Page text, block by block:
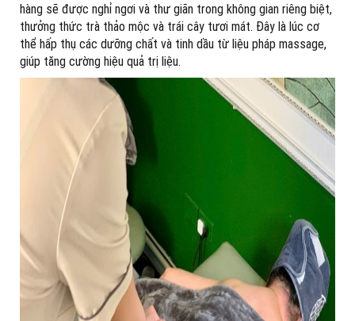
hàng sẽ được nghỉ ngơi và thư giãn trong không gian riêng biệt,
thưởng thức trà thảo mộc và trái cây tươi mát. Đây là lúc cơ
thể hấp thụ các dưỡng chất và tinh dầu từ liệu pháp massage,
giúp tăng cường hiệu quả trị liệu.